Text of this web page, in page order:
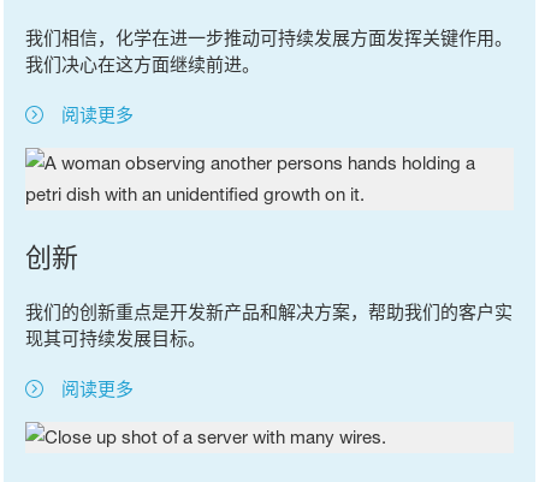
我们相信，化学在进一步推动可持续发展方面发挥关键作用。
我们决心在这方面继续前进。
阅读更多
创新
我们的创新重点是开发新产品和解决方案，帮助我们的客户实
现其可持续发展目标。
阅读更多